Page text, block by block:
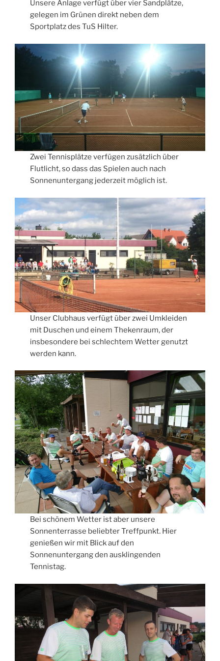
Unsere Anlage verfügt über vier Sandplätze,
gelegen im Grünen direkt neben dem
Sportplatz des TuS Hilter.
Zwei Tennisplätze verfügen zusätzlich über
Flutlicht, so dass das Spielen auch nach
Sonnenuntergang jederzeit möglich ist.
Unser Clubhaus verfügt über zwei Umkleiden
mit Duschen und einem Thekenraum, der
insbesondere bei schlechtem Wetter genutzt
werden kann.
Bei schönem Wetter ist aber unsere
Sonnenterrasse beliebter Treffpunkt. Hier
genießen wir mit Blick auf den
Sonnenuntergang den ausklingenden
Tennistag.